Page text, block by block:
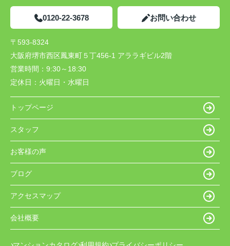
0120-22-3678 お問い合わせ
〒593-8324
大阪府堺市西区鳳東町５丁456-1 アララギビル2階
営業時間： 9:30～18:30
定休日： 火曜日・水曜日
トップページ
スタッフ
お客様の声
ブログ
アクセスマップ
会社概要